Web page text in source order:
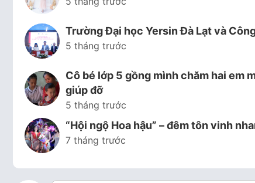
Trường Đại học Yersin Đà Lạt và
5 tháng trước
Cô bé lớp 5 gồng mình chăm hai em
giúp đỡ
5 tháng trước
“Hội ngộ Hoa hậu” – đêm tôn vinh
7 tháng trước